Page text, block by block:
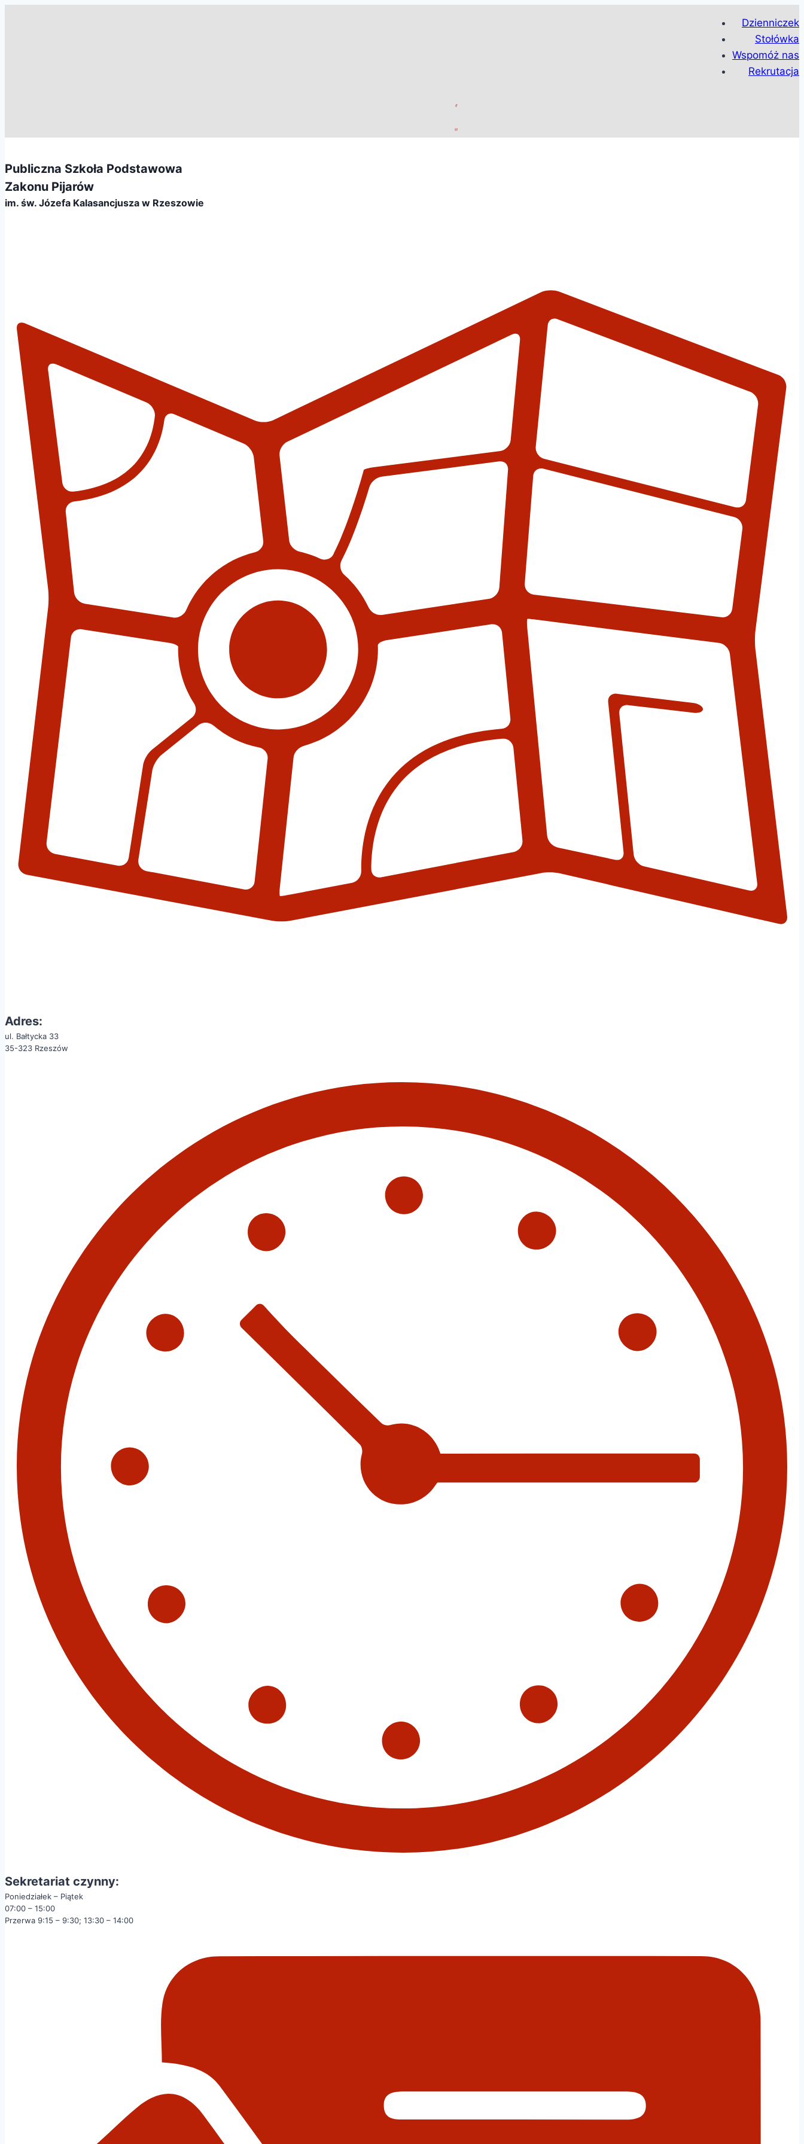
Dzienniczek
Stołówka
Wspomóż nas
Rekrutacja
Publiczna Szkoła Podstawowa
Zakonu Pijarów
im. św. Józefa Kalasancjusza w Rzeszowie
Adres:
ul. Bałtycka 33
35-323 Rzeszów
Sekretariat czynny:
Poniedziałek – Piątek
07:00 – 15:00
Przerwa 9:15 – 9:30; 13:30 – 14:00